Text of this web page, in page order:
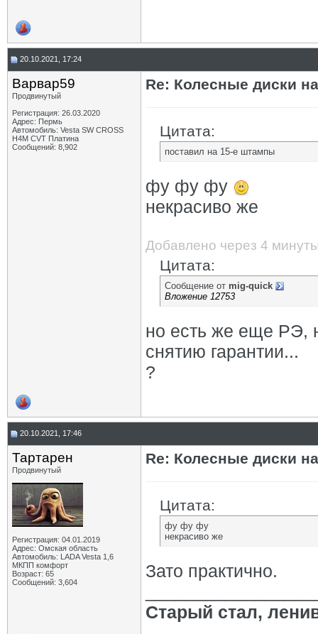
20.10.2021, 17:24
Варвар59
Продвинутый
Регистрация: 26.03.2020
Адрес: Пермь
Автомобиль: Vesta SW CROSS
H4M CVT Платина
Сообщений: 8,902
Re: Колесные диски
Цитата:
поставил на 15-е штампы
фу фу фу
некрасиво же
Добавлено через 4
Цитата:
Сообщение от mig-quick
Вложение 12753
но есть же еще РЭ,
снятию гарантии...
?
20.10.2021, 17:46
Тартарен
Продвинутый
Регистрация: 04.01.2019
Адрес: Омская область
Автомобиль: LADA Vesta 1,6
МКПП комфорт
Возраст: 65
Сообщений: 3,604
Re: Колесные диски
Цитата:
фу фу фу
некрасиво же
Зато практично.
Старый стал,